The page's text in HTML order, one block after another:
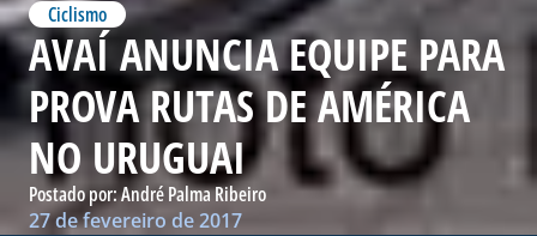
Ciclismo
AVAÍ ANUNCIA EQUIPE PARA
PROVA RUTAS DE AMÉRICA
NO URUGUAI
Postado por:André Palma Ribeiro
27 de fevereiro de 2017